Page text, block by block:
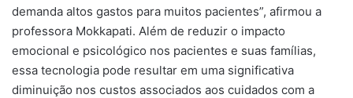
demanda altos gastos para muitos pacientes”, afirmou a
professora Mokkapati. Além de reduzir o impacto
emocional e psicológico nos pacientes e suas famílias,
essa tecnologia pode resultar em uma significativa
diminuição nos custos associados aos cuidados com a